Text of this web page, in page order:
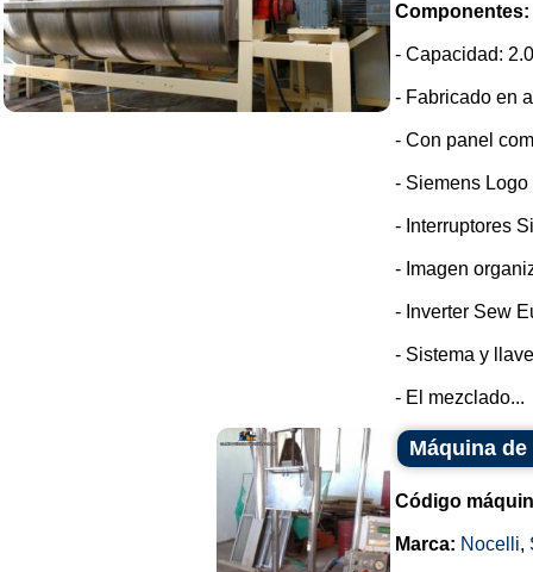
Componentes:
- Capacidad:
- Fabricado en
- Con panel
- Siemens Logo
- Interruptores
- Imagen
- Inverter Sew
- Sistema y
- El mezclado...
Máquina
Código
Marca: Nocelli,